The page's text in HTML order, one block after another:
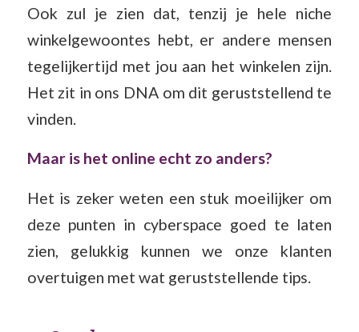
Ook zul je zien dat, tenzij je hele niche
winkelgewoontes hebt, er andere mensen
tegelijkertijd met jou aan het winkelen zijn.
Het zit in ons DNA om dit geruststellend te
vinden.
Maar is het online echt zo anders?
Het is zeker weten een stuk moeilijker om
deze punten in cyberspace goed te laten
zien, gelukkig kunnen we onze klanten
overtuigen met wat geruststellende tips.